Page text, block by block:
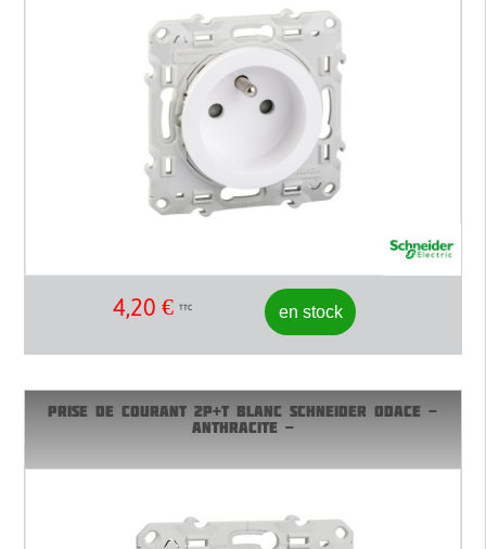
4,20 € TTC en stock
PRISE DE COURANT 2P+T BLANC SCHNEIDER ODACE -
ANTHRACITE -